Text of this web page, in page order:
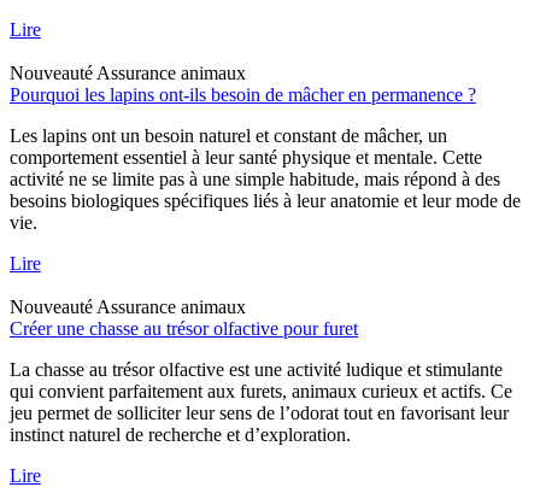
Lire
Nouveauté Assurance animaux
Pourquoi les lapins ont-ils besoin de mâcher en permanence ?
Les lapins ont un besoin naturel et constant de mâcher, un
comportement essentiel à leur santé physique et mentale. Cette
activité ne se limite pas à une simple habitude, mais répond à des
besoins biologiques spécifiques liés à leur anatomie et leur mode de
vie.
Lire
Nouveauté Assurance animaux
Créer une chasse au trésor olfactive pour furet
La chasse au trésor olfactive est une activité ludique et stimulante
qui convient parfaitement aux furets, animaux curieux et actifs. Ce
jeu permet de solliciter leur sens de l’odorat tout en favorisant leur
instinct naturel de recherche et d’exploration.
Lire